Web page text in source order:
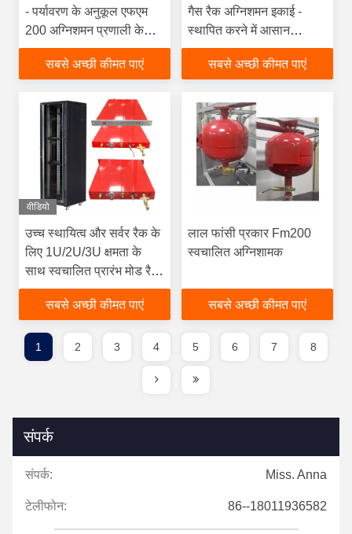
- पर्यावरण के अनुकूल एफएम
200 अग्निशमन प्रणाली के
साथ कैबिनेट हेप्टाफ्लोरोप्रोपेन
गैस अग्निशमन उपकरण स्थापित
सबसे अच्छी कीमत पाएं
गैस रैक अग्निशमन इकाई -
स्थापित करने में आसान
स्वचालित अग्निशमन प्रणाली
सबसे अच्छी कीमत पाएं
वीडियो
उच्च स्थायित्व और सर्वर रैक के
लिए 1U/2U/3U क्षमता के
साथ स्वचालित प्रारंभ मोड रैक
अग्निशमन इकाई
सबसे अच्छी कीमत पाएं
लाल फांसी प्रकार Fm200
स्वचालित अग्निशामक
सबसे अच्छी कीमत पाएं
1 2 3 4 5 6 7 8
संपर्क
संपर्क: Miss. Anna
टेलीफोन: 86--18011936582